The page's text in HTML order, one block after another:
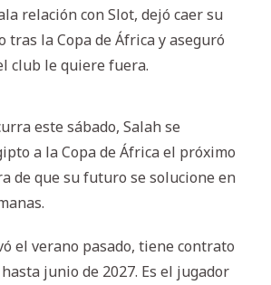
relación con Slot, dejó caer su
tras la Copa de África y aseguró
club le quiere fuera.
este sábado, Salah se
a la Copa de África el próximo
de que su futuro se solucione en
el verano pasado, tiene contrato
junio de 2027. Es el jugador